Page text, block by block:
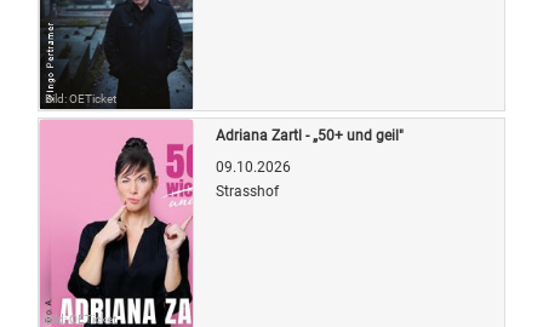
Bild: OETicket
Bild: OETicket
Adriana Zartl - „50+ und geil"
09.10.2026
Strasshof